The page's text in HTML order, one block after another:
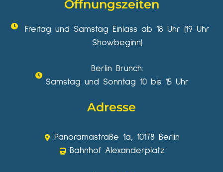
Öffnungszeiten
Freitag und Samstag Einlass ab 18 Uhr (19 Uhr
Showbeginn)
Berlin Brunch:
Samstag und Sonntag 10 bis 15 Uhr
Adresse
Panoramastraße 1a, 10178 Berlin
Bahnhof Alexanderplatz